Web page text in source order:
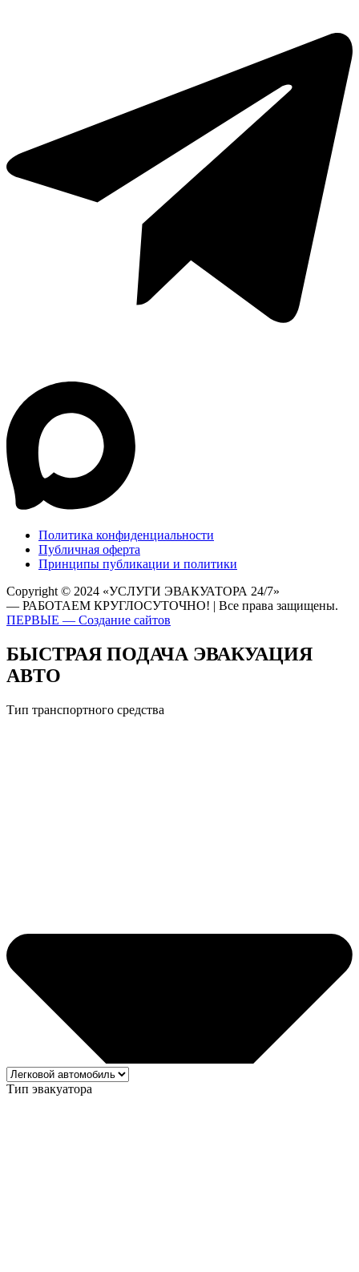
Политика конфиденциальности
Публичная оферта
Принципы публикации и политики
Copyright © 2024 «УСЛУГИ ЭВАКУАТОРА 24/7»
— РАБОТАЕМ КРУГЛОСУТОЧНО! | Все права защищены.
ПЕРВЫЕ — Создание сайтов
БЫСТРАЯ ПОДАЧА ЭВАКУАЦИЯ
АВТО
Тип транспортного средства
Тип эвакуатора